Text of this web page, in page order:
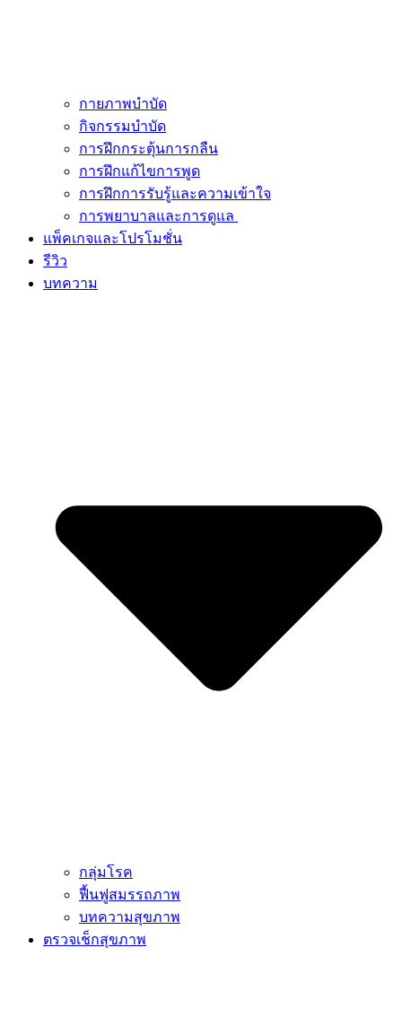
กายภาพบำบัด
กิจกรรมบำบัด
การฝึกกระตุ้นการกลืน
การฝึกแก้ไขการพูด
การฝึกการรับรู้และความเข้าใจ
การพยาบาลและการดูแล
แพ็คเกจและโปรโมชั่น
รีวิว
บทความ
กลุ่มโรค
ฟื้นฟูสมรรถภาพ
บทความสุขภาพ
ตรวจเช็กสุขภาพ